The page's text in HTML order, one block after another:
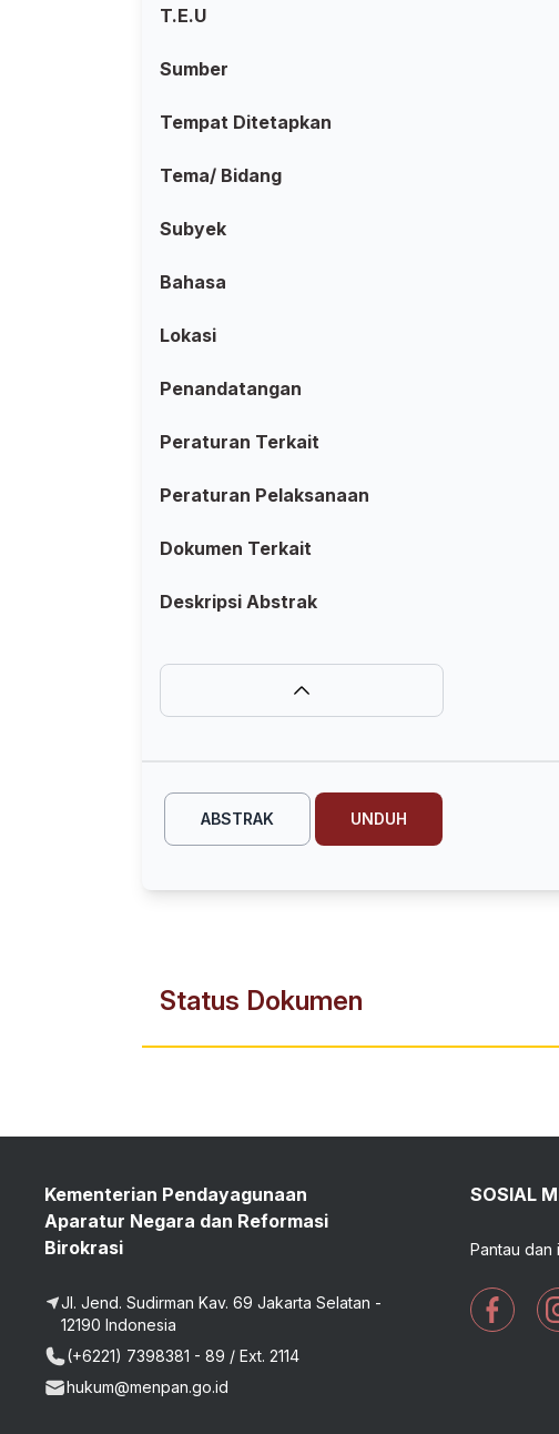
T.E.U
Sumber
Tempat Ditetapkan
Tema/ Bidang
Subyek
Bahasa
Lokasi
Penandatangan
Peraturan Terkait
Peraturan Pelaksanaan
Dokumen Terkait
Deskripsi Abstrak
ABSTRAK UNDUH
Status Dokumen
Kementerian Pendayagunaan
Aparatur Negara dan Reformasi
Birokrasi
Jl. Jend. Sudirman Kav. 69 Jakarta Selatan -
12190 Indonesia
(+6221) 7398381 - 89 / Ext. 2114
hukum@menpan.go.id
SOSIAL
Pantau dan